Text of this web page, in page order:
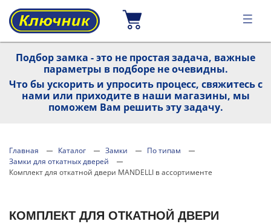
Подбор замка - это не простая задача, важные
параметры в подборе не очевидны.
Что бы ускорить и упросить процесс, свяжитесь с
нами или приходите в наши магазины, мы
поможем Вам решить эту задачу.
Главная Каталог Замки
По типам
Замки для откатных дверей
Комплект для откатной двери MANDELLI в ассортименте
КОМПЛЕКТ ДЛЯ ОТКАТНОЙ ДВЕРИ